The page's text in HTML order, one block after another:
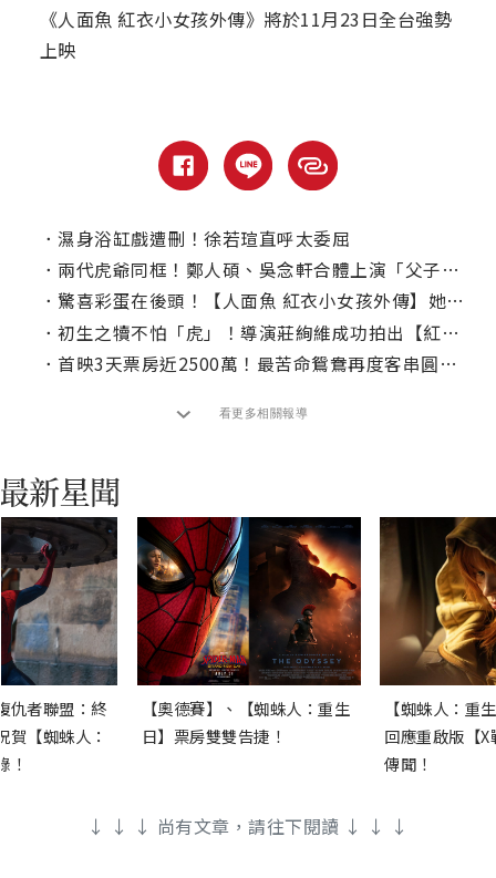
《人面魚 紅衣小女孩外傳》將於11月23日全台強勢
上映
． 濕身浴缸戲遭刪！徐若瑄直呼太委屈
． 兩代虎爺同框！鄭人碩、吳念軒合體上演「父子餵食秀」
． 驚喜彩蛋在後頭！【人面魚 紅衣小女孩外傳】她化身經典魔神仔回歸！
． 初生之犢不怕「虎」！導演莊絢維成功拍出【紅衣小女孩】系列最終章
． 首映3天票房近2500萬！最苦命鴛鴦再度客串圓「魔神仔宇宙」
看更多相關報導
仇者聯盟：終
賀【蜘蛛人：
！
【奧德賽】、【蜘蛛人：重生
日】票房雙雙告捷！
【蜘蛛人：重
回應重啟版【
傳聞！
↓ ↓ ↓ 尚有文章，請往下閱讀 ↓ ↓ ↓